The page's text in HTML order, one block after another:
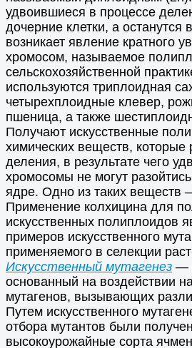
удвоившиеся в процессе
дочерние клетки, а останутся
возникает явление кратного
хромосом, называемое
сельскохозяйственной
используются триплоидная
четырехплоидные клевер,
пшеница, а также
Получают искусственные
химических веществ, которые
деления, в результате чего
хромосомы не могут
ядре. Одно из таких веществ
Применение колхицина для
искусственных полиплоидов
примеров искусственного
применяемого в селекции
Искусственный мутагенез —
основанный на воздействии
мутагенов, вызывающих
Путем искусственного
отбора мутантов были
высокоурожайные сорта